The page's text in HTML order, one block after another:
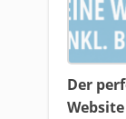
Der